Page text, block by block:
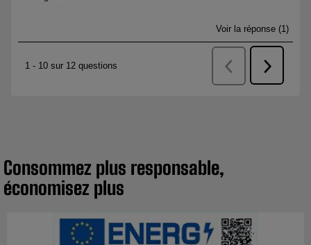
Consommez plus responsable,
économisez plus